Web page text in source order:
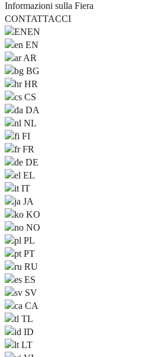
Informazioni sulla Fiera
CONTATTACCI
EN
EN
AR
BG
HR
CS
DA
NL
FI
FR
DE
EL
IT
JA
KO
NO
PL
PT
RU
ES
SV
CA
TL
ID
LT